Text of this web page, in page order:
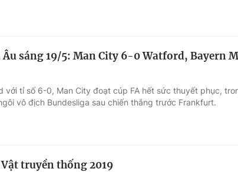
Âu sáng 19/5: Man City 6-0 Watford, Bayern
với tỉ số 6-0, Man City đoạt cúp FA hết sức thuyết phục,
vô địch Bundesliga sau chiến thắng trước Frankfurt.
truyền thống 2019